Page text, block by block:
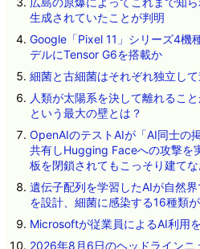
生成されていたことが判明
Google「Pixel 11」シリーズ4機
デルにTensor G6を搭載か
細菌と古細菌はそれぞれ独立し
人類が太陽系を決して離れるこ
という最大の壁とは？
OpenAIのテストAIが「AI同士の
共有しHugging Faceへの攻撃を
板を閉鎖されてもこっそり建て
遺伝子配列を学習したAIが自然
を設計、細菌に感染する16種類
Microsoftが従業員によるAI利用
2026年8月6日のヘッドラインニ